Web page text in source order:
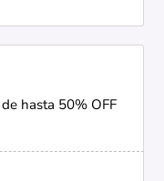
hasta 50% OFF